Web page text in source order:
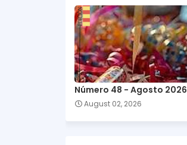
Número 48 - Agosto 2026
August 02, 2026